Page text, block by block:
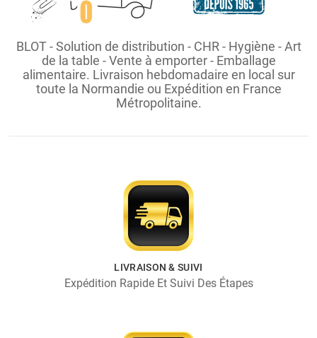
BLOT - Solution de distribution - CHR - Hygiène - Art
de la table - Vente à emporter - Emballage
alimentaire. Livraison hebdomadaire en local sur
toute la Normandie ou Expédition en France
Métropolitaine.
LIVRAISON & SUIVI
Expédition Rapide Et Suivi Des Étapes